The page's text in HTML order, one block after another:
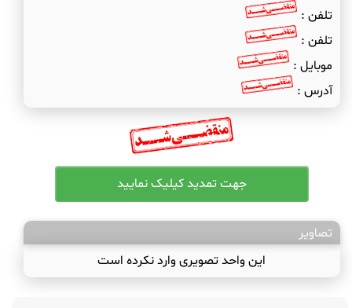
تلفن :
تلفن :
موبایل :
آدرس :
تصاویر
این واحد تصویری وارد نکرده است